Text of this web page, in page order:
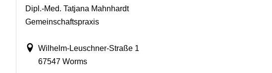
Dipl.-Med. Tatjana Mahnhardt
Gemeinschaftspraxis
Wilhelm-Leuschner-Straße 1
67547 Worms